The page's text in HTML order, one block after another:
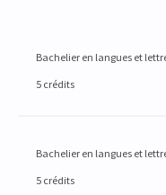
Bachelier en langues et
5 crédits
Bachelier en langues et
5 crédits